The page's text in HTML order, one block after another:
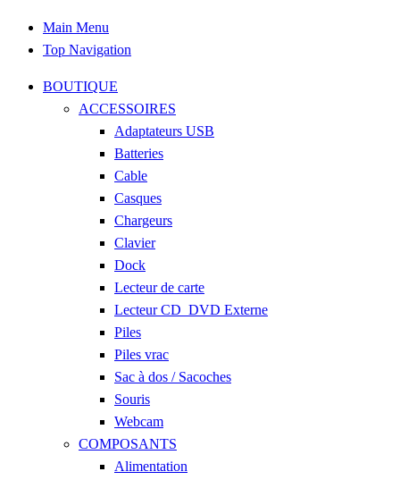
Main Menu
Top Navigation
BOUTIQUE
ACCESSOIRES
Adaptateurs USB
Batteries
Cable
Casques
Chargeurs
Clavier
Dock
Lecteur de carte
Lecteur CD_DVD Externe
Piles
Piles vrac
Sac à dos / Sacoches
Souris
Webcam
COMPOSANTS
Alimentation